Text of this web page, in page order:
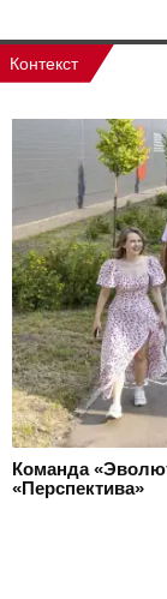
Контекст
Команда
«Перспектива»